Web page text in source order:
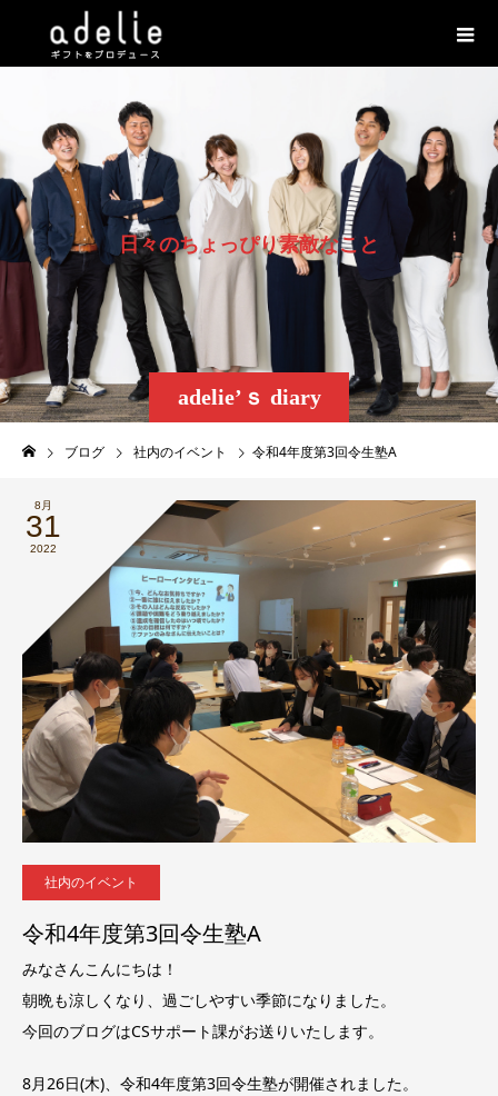
adelie’ｓ diary
日々のちょ っぴり素敵なこ と
ブログ 社内のイベント 令和4年度第3回令生塾A
8月
31
2022
社内のイベント
令和4年度第3回令生塾A
みなさんこんにちは！
朝晩も涼しくなり、過ごしやすい季節になりました。
今回のブログはCSサポート課がお送りいたします。
8月26日(木)、令和4年度第3回令生塾が開催されました。